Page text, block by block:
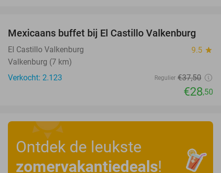
24%
Mexicaans buffet bij El Castillo Valkenburg
El Castillo Valkenburg 9.5 star
Valkenburg (7 km)
Verkocht: 2.123
Regulier €37,50
€28,50
Ontdek de leukste
zomervakantiedeals!